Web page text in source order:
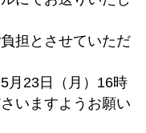
担とさせていただ
月23日（月）16時
いますようお願い